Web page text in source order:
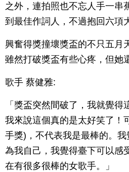
之外，連拍照也不忘人手一串
到最佳作詞人，不過抱回六項
興奮得獎撞壞獎盃的不只五月
雖然打破獎盃有些心疼，但她
歌手 蔡健雅:
「獎盃突然間破了，我就覺
我來說這個真的是太好笑了！
手獎)，不代表我是最棒的。
為我自己，我覺得臺下可以感
在有很多很棒的女歌手。」